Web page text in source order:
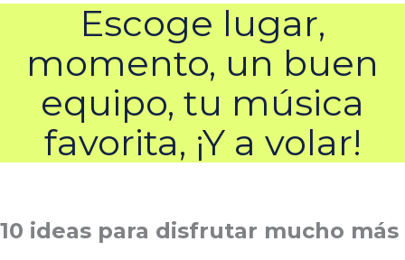
Escoge lugar,
momento, un buen
equipo, tu música
favorita, ¡Y a volar!
10 ideas para disfrutar mucho más